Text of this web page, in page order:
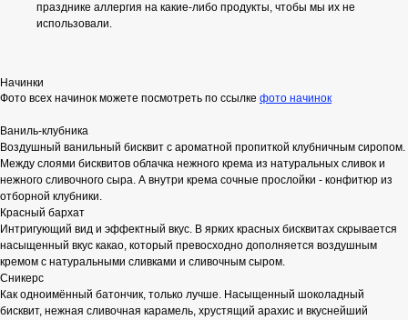
празднике аллергия на какие-либо продукты, чтобы мы их не
использовали.
Начинки
Фото всех начинок можете посмотреть по ссылке фото начинок
Ваниль-клубника
Воздушный ванильный бисквит с ароматной пропиткой клубничным сиропом.
Между слоями бисквитов облачка нежного крема из натуральных сливок и
нежного сливочного сыра. А внутри крема сочные прослойки - конфитюр из
отборной клубники.
Красный бархат
Интригующий вид и эффектный вкус. В ярких красных бисквитах скрывается
насыщенный вкус какао, который превосходно дополняется воздушным
кремом с натуральными сливками и сливочным сыром.
Сникерс
Как одноимённый батончик, только лучше. Насыщенный шоколадный
бисквит, нежная сливочная карамель, хрустящий арахис и вкуснейший